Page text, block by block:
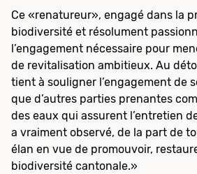
Ce «renatureur», engagé dans la
biodiversité et résolument
l’engagement nécessaire pour
de revitalisation ambitieux. Au
tient à souligner l’engagement de
que d’autres parties prenantes
des eaux qui assurent l’entretien
a vraiment observé, de la part de
élan en vue de promouvoir,
biodiversité cantonale.»